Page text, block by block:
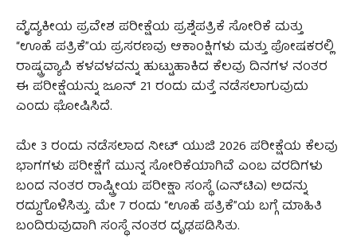
ವೈದ್ಯಕೀಯ ಪ್ರವೇಶ ಪರೀಕ್ಷೆಯ ಪ್ರಶ್ನೆಪತ್ರಿಕೆ ಸೋರಿಕೆ ಮತ್ತು
“ಊಹೆ ಪತ್ರಿಕೆ”ಯ ಪ್ರಸರಣವು ಆಕಾಂಕ್ಷಿಗಳು ಮತ್ತು ಪೋಷಕರಲ್ಲಿ
ರಾಷ್ಟ್ರವ್ಯಾಪಿ ಕಳವಳವನ್ನು ಹುಟ್ಟುಹಾಕಿದ ಕೆಲವು ದಿನಗಳ ನಂತರ
ಈ ಪರೀಕ್ಷೆಯನ್ನು ಜೂನ್ 21 ರಂದು ಮತ್ತೆ ನಡೆಸಲಾಗುವುದು
ಎಂದು ಘೋಷಿಸಿದೆ.
ಮೇ 3 ರಂದು ನಡೆಸಲಾದ ನೀಟ್ ಯುಜಿ 2026 ಪರೀಕ್ಷೆಯ ಕೆಲವು
ಭಾಗಗಳು ಪರೀಕ್ಷೆಗೆ ಮುನ್ನ ಸೋರಿಕೆಯಾಗಿವೆ ಎಂಬ ವರದಿಗಳು
ಬಂದ ನಂತರ ರಾಷ್ಟ್ರೀಯ ಪರೀಕ್ಷಾ ಸಂಸ್ಥೆ (ಎನ್‌ಟಿಎ) ಅದನ್ನು
ರದ್ದುಗೊಳಿಸಿತ್ತು. ಮೇ 7 ರಂದು “ಊಹೆ ಪತ್ರಿಕೆ”ಯ ಬಗ್ಗೆ ಮಾಹಿತಿ
ಬಂದಿರುವುದಾಗಿ ಸಂಸ್ಥೆ ನಂತರ ದೃಢಪಡಿಸಿತು.